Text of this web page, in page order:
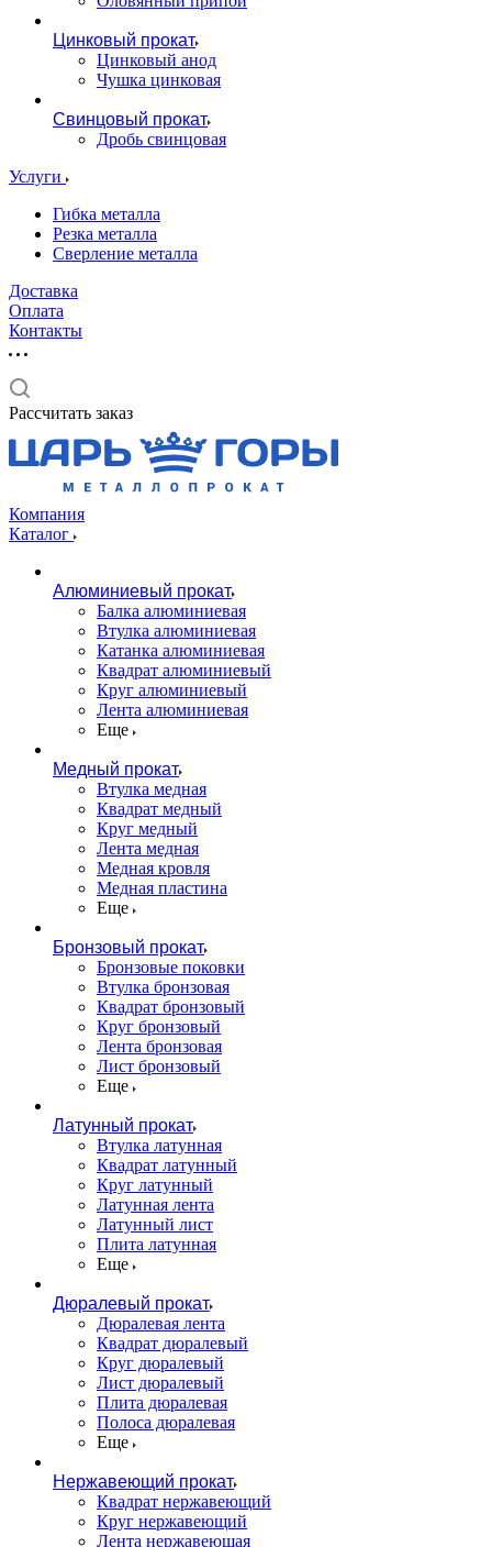
Цинковый прокат
Цинковый анод
Чушка цинковая
Свинцовый прокат
Дробь свинцовая
Услуги
Гибка металла
Резка металла
Сверление металла
Доставка
Оплата
Контакты
Рассчитать заказ
Компания
Каталог
Алюминиевый прокат
Балка алюминиевая
Втулка алюминиевая
Катанка алюминиевая
Квадрат алюминиевый
Круг алюминиевый
Лента алюминиевая
Еще
Медный прокат
Втулка медная
Квадрат медный
Круг медный
Лента медная
Медная кровля
Медная пластина
Еще
Бронзовый прокат
Бронзовые поковки
Втулка бронзовая
Квадрат бронзовый
Круг бронзовый
Лента бронзовая
Лист бронзовый
Еще
Латунный прокат
Втулка латунная
Квадрат латунный
Круг латунный
Латунная лента
Латунный лист
Плита латунная
Еще
Дюралевый прокат
Дюралевая лента
Квадрат дюралевый
Круг дюралевый
Лист дюралевый
Плита дюралевая
Полоса дюралевая
Еще
Нержавеющий прокат
Квадрат нержавеющий
Круг нержавеющий
Лента нержавеющая